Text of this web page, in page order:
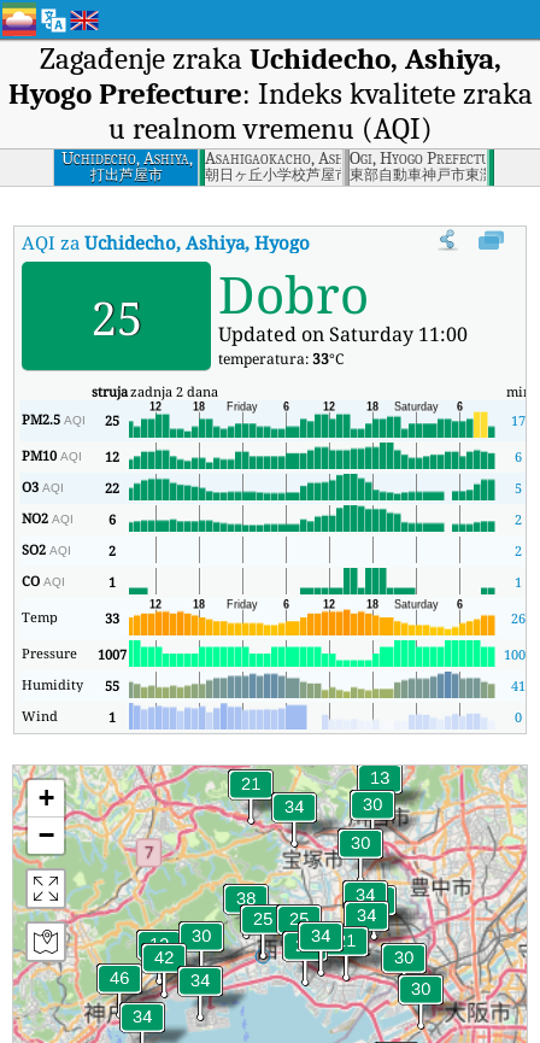
Zagađenje zraka Uchidecho, Ashiya,
Hyogo Prefecture: Indeks kvalitete zraka
u realnom vremenu (AQI)
Uchidecho, Ashiya,
Hyogo Prefecture
打出芦屋市
Asahigaokacho, Ashiya, Hyogo Prefecture
朝日ヶ丘小学校芦屋市
Ogi, Hyogo Prefecture
東部自動車神戸市東灘区
AQI zaUchidecho, Ashiya, Hyogo Prefecture Indeks kvaliteta
25 Dobro
Updated on Saturday 11:00
temperatura:33°C
strujazadnja 2 dana min
PM2.5AQI 25
17
PM10AQI 12
6
O3AQI 22
5
NO2AQI 6
2
SO2AQI 2
2
COAQI 1
1
Temp
33
26
Pressure
1007 1005
Humidity
55
41
Wind
1 0
+
−